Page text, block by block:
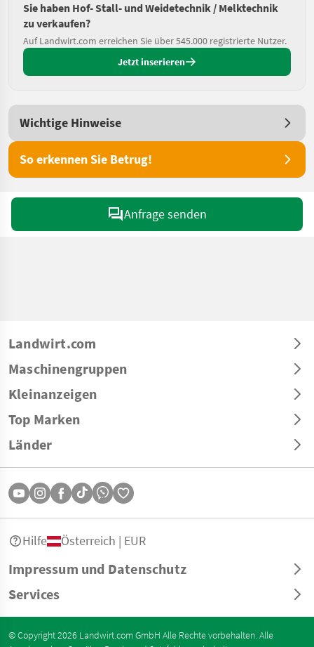
Sie haben Hof- Stall- und Weidetechnik / Melktechnik
zu verkaufen?
Auf Landwirt.com erreichen Sie über 545.000 registrierte Nutzer.
Jetzt inserieren
Wichtige Hinweise
So erkennen Sie Betrug!
Anfrage senden
Landwirt.com
Maschinengruppen
Kleinanzeigen
Top Marken
Länder
Impressum und Datenschutz
Services
Hilfe Österreich | EUR
© Copyright 2026 Landwirt.com GmbH Alle Rechte vorbehalten. Alle